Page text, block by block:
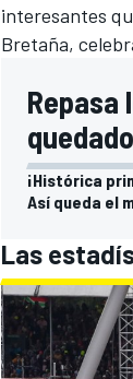
interesantes
Bretaña,
Repasa
¡Histórica
Así queda el
Las